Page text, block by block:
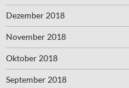
Dezember 2018
November 2018
Oktober 2018
September 2018